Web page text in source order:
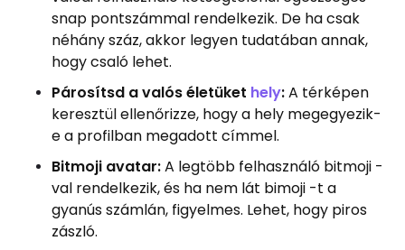
snap pontszámmal rendelkezik. De ha csak
néhány száz, akkor legyen tudatában annak,
hogy csaló lehet.
Párosítsd a valós életüket hely:A térképen
keresztül ellenőrizze, hogy a hely megegyezik-
e a profilban megadott címmel.
Bitmoji avatar:A legtöbb felhasználó bitmoji -
val rendelkezik, és ha nem lát bimoji -t a
gyanús számlán, figyelmes. Lehet, hogy piros
zászló.